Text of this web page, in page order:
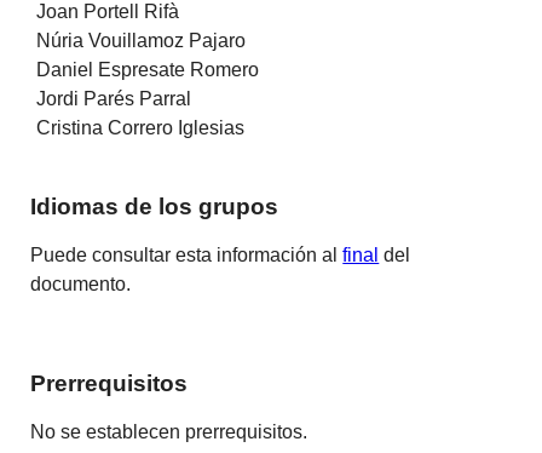
Joan Portell Rifà
Núria Vouillamoz Pajaro
Daniel Espresate Romero
Jordi Parés Parral
Cristina Correro Iglesias
Idiomas de los grupos
Puede consultar esta información alfinal del
documento.
Prerrequisitos
No se establecen prerrequisitos.